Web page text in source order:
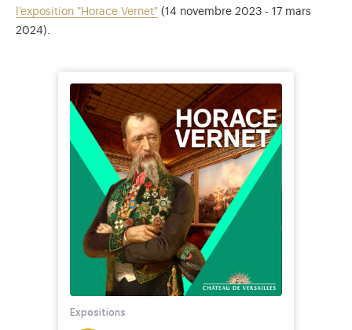
l'exposition "Horace Vernet" (14 novembre 2023 - 17 mars
2024).